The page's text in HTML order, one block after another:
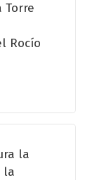
Torre
Rocío
la
la